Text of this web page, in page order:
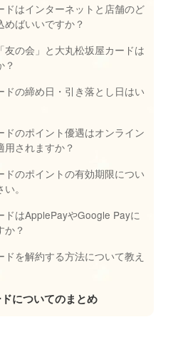
ドはインターネットと店舗のど
めばいいですか？
友の会」と大丸松坂屋カードは
？
ドの締め日・引き落とし日はい
ドのポイント優遇はオンライン
用されますか？
ドのポイントの有効期限につい
。
ドはApplePayやGoogle Payに
か？
ドを解約する方法について教え
についてのまとめ